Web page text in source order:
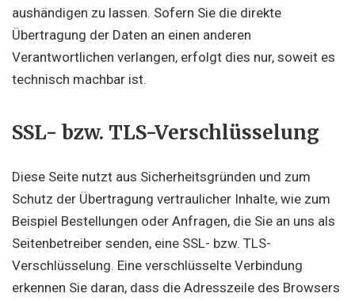
aushändigen zu lassen. Sofern Sie die direkte
Übertragung der Daten an einen anderen
Verantwortlichen verlangen, erfolgt dies nur, soweit es
technisch machbar ist.
SSL- bzw. TLS-Verschlüsselung
Diese Seite nutzt aus Sicherheitsgründen und zum
Schutz der Übertragung vertraulicher Inhalte, wie zum
Beispiel Bestellungen oder Anfragen, die Sie an uns als
Seitenbetreiber senden, eine SSL- bzw. TLS-
Verschlüsselung. Eine verschlüsselte Verbindung
erkennen Sie daran, dass die Adresszeile des Browsers